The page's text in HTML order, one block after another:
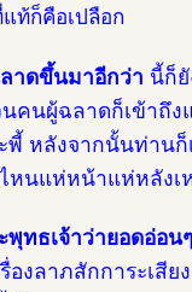
ท้ก็คือเปลือก
าดขึ้นมาอีกว่า นี้ก็
นคนผู้ฉลาดก็เข้าถึง
พี้ หลังจากนั้นท่านก็
ไหนแห่หน้าแห่หลังเ
ทธเจ้าว่ายอดอ่อนๆ
องลาภสักการะเสี